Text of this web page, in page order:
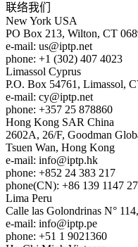
联络我们
New York USA
PO Box 213, Wilton, CT
e-mail: us
iptp.net
phone: +1 (302) 407 4023
Limassol Cyprus
P.O. Box 54761, Limassol,
e-mail: cy
iptp.net
phone: +357 25 878860
Hong Kong SAR China
2602A, 26/F, Goodman
Tsuen Wan, Hong Kong
e-mail: info
iptp.hk
phone: +852 24 383 217
phone(CN): +86 139 1147
Lima Peru
Calle las Golondrinas N°
e-mail: info
iptp.pe
phone: +51 1 9021360